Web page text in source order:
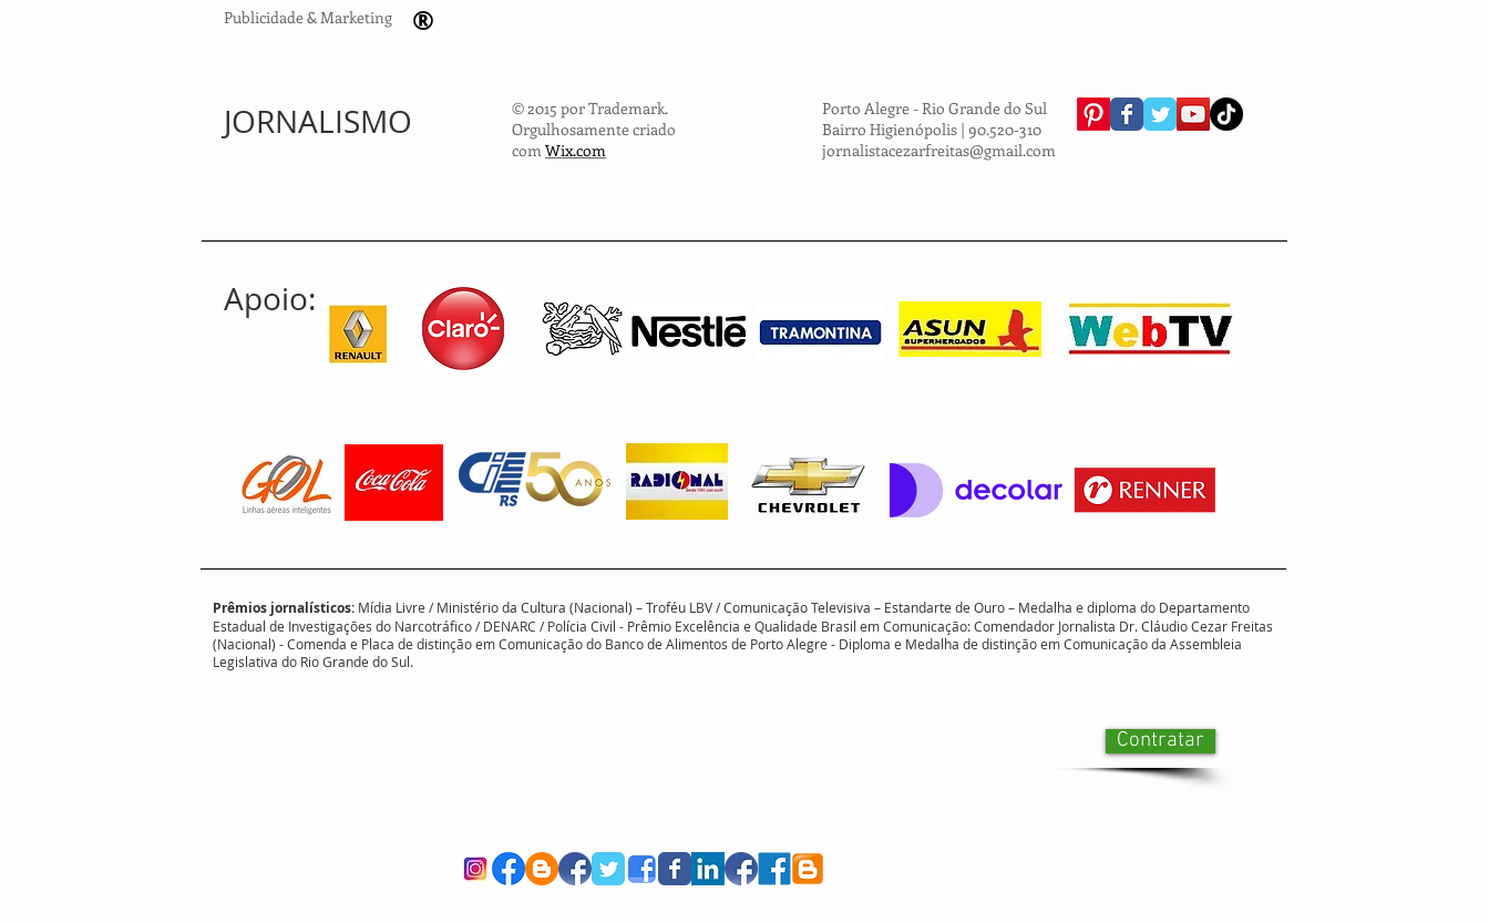
®
Publicidade & Marketing
JORNALISMO
© 2015 por Trademark.
Orgulhosamente criado
comWix.com
Porto Alegre - Rio Grande do Sul
Bairro Higienópolis | 90.520-310
jornalistacezarfreitas@gmail.com
Apoio:
Prêmios jornalísticos: Mídia Livre / Ministério da Cultura (Nacional) – Troféu LBV / Comunicação Televisiva – Estandarte de Ouro – Medalha e diploma do Departamento
Estadual de Investigações do Narcotráfico / DENARC / Polícia Civil - Prêmio Excelência e Qualidade Brasil em Comunicação: Comendador Jornalista Dr. Cláudio Cezar Freitas
(Nacional) - Comenda e Placa de distinção em Comunicação do Banco de Alimentos de Porto Alegre - Diploma e Medalha de distinção em Comunicação da Assembleia
Legislativa do Rio Grande do Sul.
Contratar